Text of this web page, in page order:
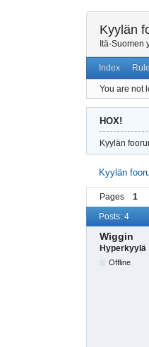
Kyylän
Itä-Suomen
Index
You are not
HOX!
Kyylän
Kyylän
Pages 1
Posts: 4
Wiggin
Hyperkyylä
Offline